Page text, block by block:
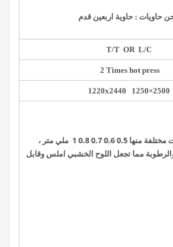
حاويات : حاوية اربعين قدم
T/T OR L/C
2 Times hot press
1220x2440 1250×2500
تسمى باخشاب الفورمايكا نضرا لوجود طبقة الاتس بي ال واللتي تجهز بسماكات مختلفة منها 0.5 0.6 0.7 0.8 1 ملي متر ،
والرطوبة مما تجعل اللوح الخشبي املس وقابل